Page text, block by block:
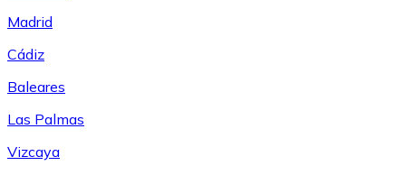
Madrid
Cádiz
Baleares
Las Palmas
Vizcaya